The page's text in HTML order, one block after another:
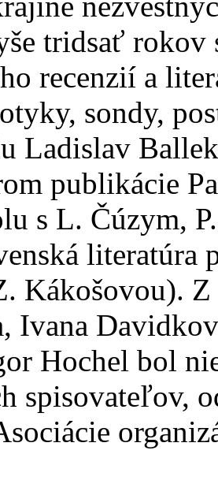
tridsať
recenzií a
sondy,
Ladislav
publikácie
s L. Čúzym,
literatúra
Kákošovou).
Ivana
Hochel bol
spisovateľov,